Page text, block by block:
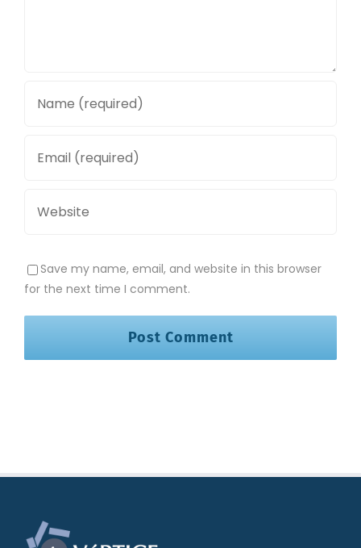
Save my name, email, and website in this browser
for the next time I comment.